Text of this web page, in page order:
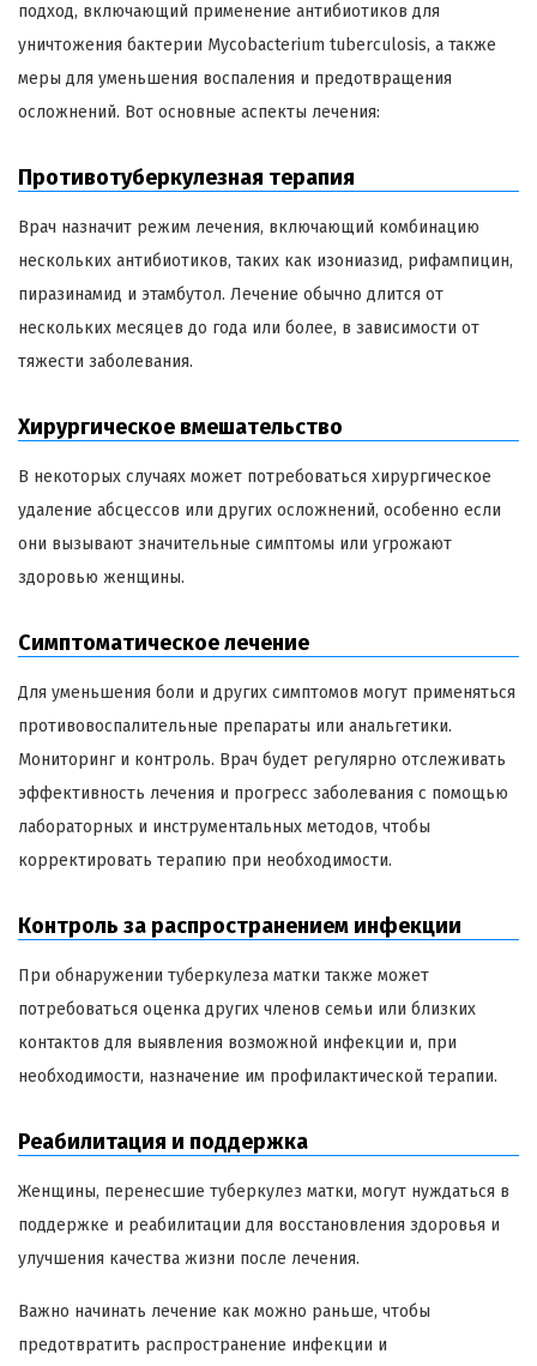
подход, включающий применение антибиотиков для
уничтожения бактерии Mycobacterium tuberculosis, а также
меры для уменьшения воспаления и предотвращения
осложнений. Вот основные аспекты лечения:
Противотуберкулезная терапия
Врач назначит режим лечения, включающий комбинацию
нескольких антибиотиков, таких как изониазид, рифампицин,
пиразинамид и этамбутол. Лечение обычно длится от
нескольких месяцев до года или более, в зависимости от
тяжести заболевания.
Хирургическое вмешательство
В некоторых случаях может потребоваться хирургическое
удаление абсцессов или других осложнений, особенно если
они вызывают значительные симптомы или угрожают
здоровью женщины.
Симптоматическое лечение
Для уменьшения боли и других симптомов могут применяться
противовоспалительные препараты или анальгетики.
Мониторинг и контроль. Врач будет регулярно отслеживать
эффективность лечения и прогресс заболевания с помощью
лабораторных и инструментальных методов, чтобы
корректировать терапию при необходимости.
Контроль за распространением инфекции
При обнаружении туберкулеза матки также может
потребоваться оценка других членов семьи или близких
контактов для выявления возможной инфекции и, при
необходимости, назначение им профилактической терапии.
Реабилитация и поддержка
Женщины, перенесшие туберкулез матки, могут нуждаться в
поддержке и реабилитации для восстановления здоровья и
улучшения качества жизни после лечения.
Важно начинать лечение как можно раньше, чтобы
предотвратить распространение инфекции и